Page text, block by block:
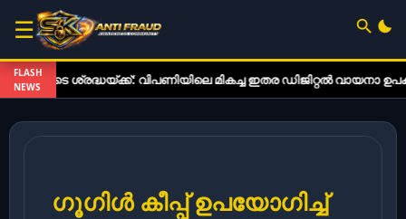
☰
FLASH
NEWSവിപണിയിലെ മികച്ച ഇതര ഡിജിറ്റൽ വായനാ ഉപകരണങ്ങൾ
ഗൂഗിൾ കീപ്പ് ഉപയോഗിച്ച്